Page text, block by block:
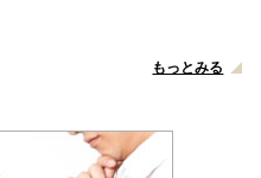
もっとみる